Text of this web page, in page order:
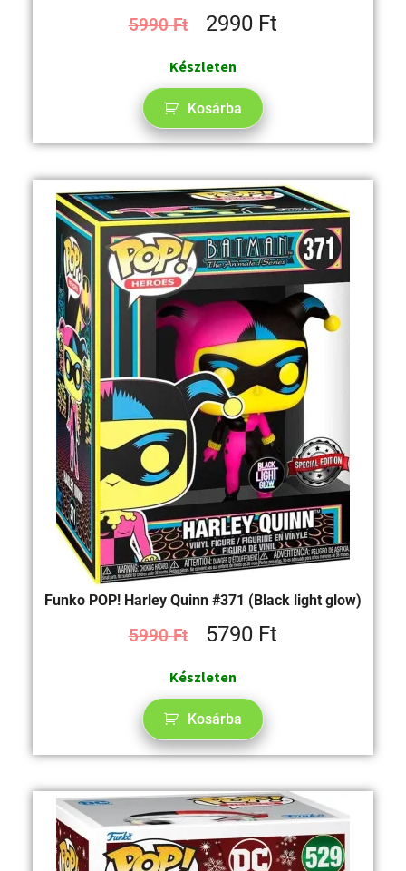
5990Ft 2990 Ft
Készleten
Kosárba
Funko POP! Harley Quinn #371 (Black light glow)
5990Ft 5790 Ft
Készleten
Kosárba